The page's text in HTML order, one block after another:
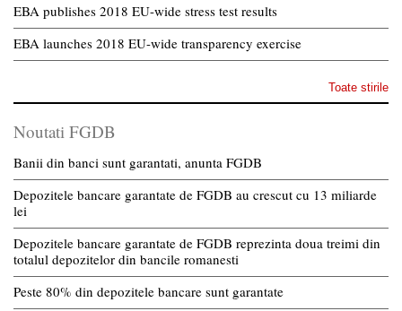
EBA publishes 2018 EU-wide stress test results
EBA launches 2018 EU-wide transparency exercise
Toate stirile
Noutati FGDB
Banii din banci sunt garantati, anunta FGDB
Depozitele bancare garantate de FGDB au crescut cu 13 miliarde
lei
Depozitele bancare garantate de FGDB reprezinta doua treimi din
totalul depozitelor din bancile romanesti
Peste 80% din depozitele bancare sunt garantate